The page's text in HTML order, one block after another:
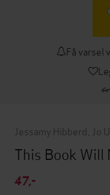
Få varsel
Jessamy Hibberd Jo
This Book
47,-